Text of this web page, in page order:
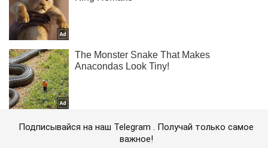
Подписывайся на наш Telegram . Получай только самое
важное!